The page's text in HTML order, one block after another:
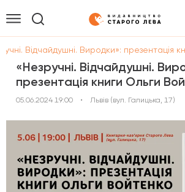
Відчайдушні. Виродки»: презентація
«Незручні. Відчайдушні.
презентація книги Ольги
05.06.2024 19:00 • Львів (вул. Галицька, 17)